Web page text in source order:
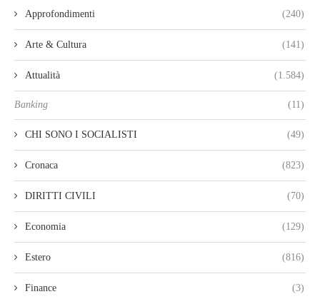
Approfondimenti (240)
Arte & Cultura (141)
Attualità (1.584)
Banking (11)
CHI SONO I SOCIALISTI (49)
Cronaca (823)
DIRITTI CIVILI (70)
Economia (129)
Estero (816)
Finance (3)